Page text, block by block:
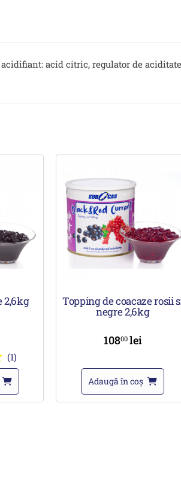
acidifiant: acid citric, regulator de
2,6kg
(1)
Topping de coacaze rosii
negre 2,6kg
10800 lei
Adaugă în coș